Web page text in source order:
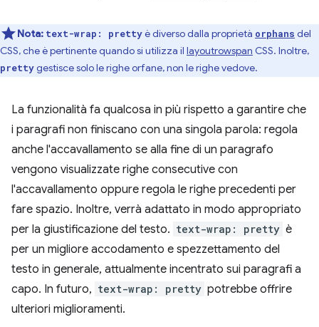
Nota: text-wrap: prettyè diverso dalla proprietà orphans del
CSS, che è pertinente quando si utilizza il layoutrowspan CSS. Inoltre,
prettygestisce solo le righe orfane, non le righe vedove.
La funzionalità fa qualcosa in più rispetto a garantire che
i paragrafi non finiscano con una singola parola: regola
anche l'accavallamento se alla fine di un paragrafo
vengono visualizzate righe consecutive con
l'accavallamento oppure regola le righe precedenti per
fare spazio. Inoltre, verrà adattato in modo appropriato
per la giustificazione del testo. text-wrap: pretty è
per un migliore accodamento e spezzettamento del
testo in generale, attualmente incentrato sui paragrafi a
capo. In futuro, text-wrap: pretty potrebbe offrire
ulteriori miglioramenti.